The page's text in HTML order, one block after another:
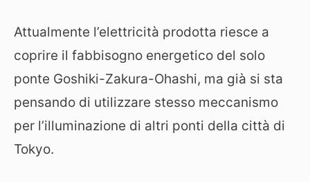
Attualmente l’elettricità prodotta riesce a
coprire il fabbisogno energetico del solo
ponte Goshiki-Zakura-Ohashi, ma già si sta
pensando di utilizzare stesso meccanismo
per l’illuminazione di altri ponti della città di
Tokyo.